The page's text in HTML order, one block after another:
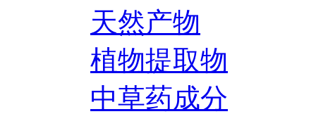
天然产物
植物提取物
中草药成分